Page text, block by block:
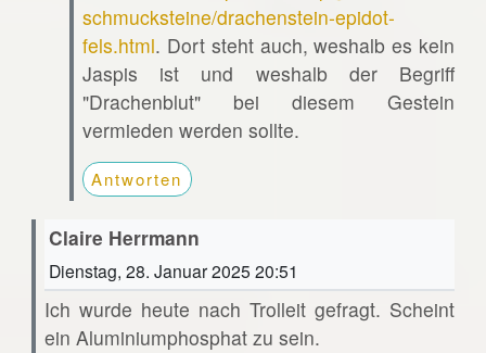
schmucksteine/drachenstein-epidot-
fels.html. Dort steht auch, weshalb es kein
Jaspis ist und weshalb der Begriff
"Drachenblut" bei diesem Gestein
vermieden werden sollte.
Antworten
Claire Herrmann
Dienstag, 28. Januar 2025 20:51
Ich wurde heute nach Trolleit gefragt. Scheint
ein Aluminiumphosphat zu sein.